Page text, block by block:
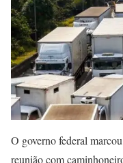
O governo federal
reunião com